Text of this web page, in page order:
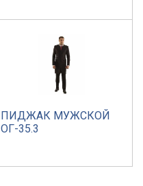
ПИДЖАК МУЖСКОЙ
ОГ-35.3